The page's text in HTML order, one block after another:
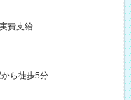
費支給
ら徒歩5分